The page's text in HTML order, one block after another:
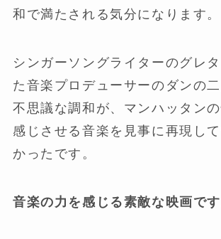
和で満たされる気分になります。
シンガーソングライターのグレ
た音楽プロデューサーのダンの
不思議な調和が、マンハッタン
感じさせる音楽を見事に再現し
かったです。
音楽の力を感じる素敵な映画です